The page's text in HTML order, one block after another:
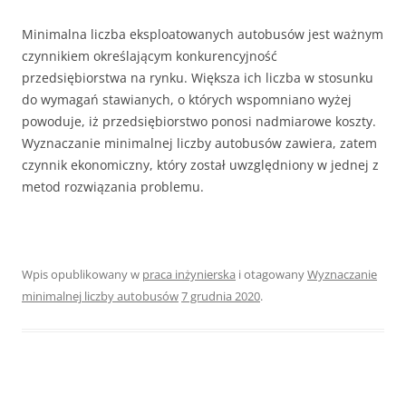
Minimalna liczba eksploatowanych autobusów jest ważnym
czynnikiem określającym konkurencyjność
przedsiębiorstwa na rynku. Większa ich liczba w stosunku
do wymagań stawianych, o których wspomniano wyżej
powoduje, iż przedsiębiorstwo ponosi nadmiarowe koszty.
Wyznaczanie minimalnej liczby autobusów zawiera, zatem
czynnik ekonomiczny, który został uwzględniony w jednej z
metod rozwiązania problemu.
Wpis opublikowany w praca inżynierska i otagowanyWyznaczanie
minimalnej liczby autobusów7 grudnia 2020.